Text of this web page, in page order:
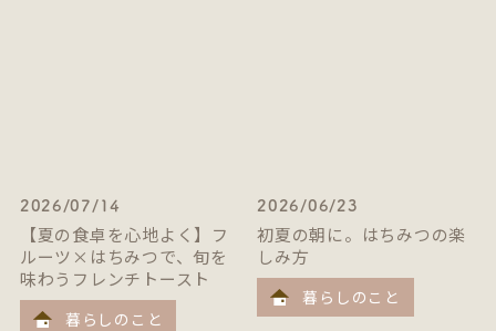
2026/07/14
【夏の食卓を心地よく】フ
ルーツ×はちみつで、旬を
味わうフレンチトースト
暮らしのこと
2026/06/23
初夏の朝に。はちみつの楽
しみ方
暮らしのこと